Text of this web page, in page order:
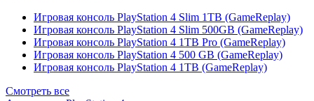
Игровая консоль PlayStation 4 Slim 1TB (GameReplay)
Игровая консоль PlayStation 4 Slim 500GB (GameReplay)
Игровая консоль PlayStation 4 1TB Pro (GameReplay)
Игровая консоль PlayStation 4 500 GB (GameReplay)
Игровая консоль PlayStation 4 1TB (GameReplay)
Смотреть все